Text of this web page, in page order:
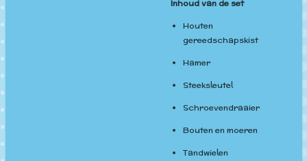
Inhoud van de set
Houten
gereedschapskist
Hamer
Steeksleutel
Schroevendraaier
Bouten en moeren
Tandwielen